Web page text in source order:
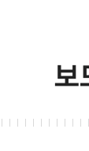
보